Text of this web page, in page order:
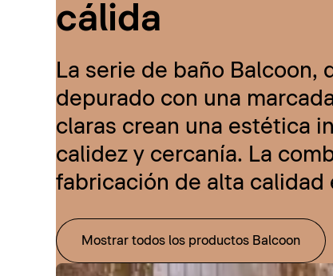
cálida
La serie de baño Balcoon,
depurado con una
claras crean una estética
calidez y cercanía. La
fabricación de alta calidad
Mostrar todos los productos Balcoon